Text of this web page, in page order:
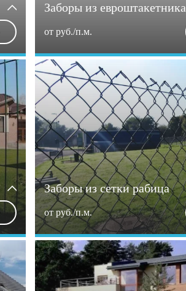
Заборы из евроштакетника
от руб./п.м.
Заборы из сетки рабица
от руб./п.м.